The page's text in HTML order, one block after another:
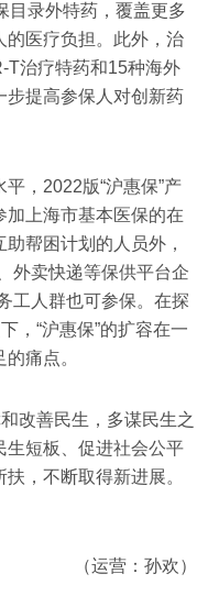
目录外特药，覆盖更多
的医疗负担。此外，治
治疗特药和15种海外
步提高参保人对创新药
，2022版“沪惠保”产
上海市基本医保的在
帮困计划的人员外，
外卖快递等保供平台企
工人群也可参保。在探
，“沪惠保”的扩容在一
痛点。
改善民生，多谋民生之
生短板、促进社会公平
，不断取得新进展。
（运营：孙欢）